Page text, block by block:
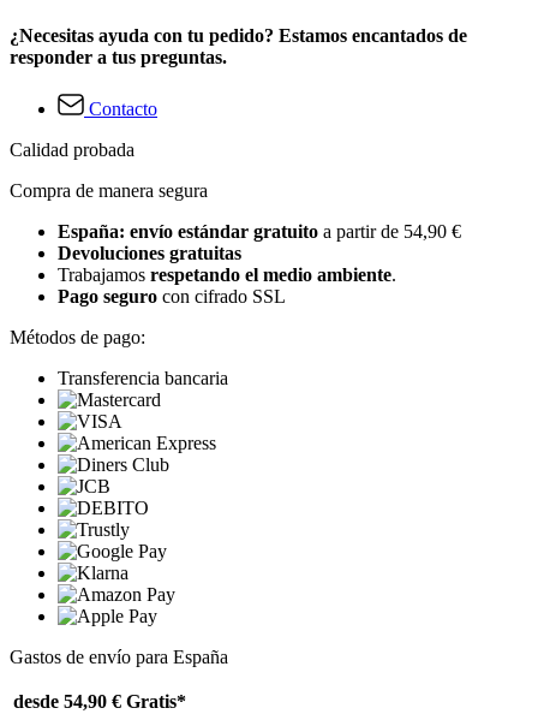
¿Necesitas ayuda con tu pedido? Estamos encantados de
responder a tus preguntas.
Contacto
Calidad probada
Compra de manera segura
España: envío estándar gratuito a partir de 54,90 €
Devoluciones gratuitas
Trabajamos respetando el medio ambiente.
Pago seguro con cifrado SSL
Métodos de pago:
Transferencia bancaria
Gastos de envío para España
desde 54,90 € Gratis*